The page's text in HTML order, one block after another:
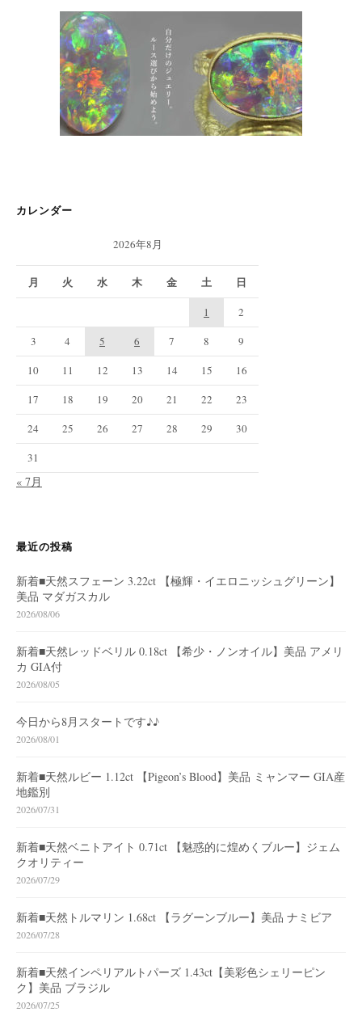
カレンダー
2026年8月
月 火 水 木 金 土 日
1
2
3
4 5 6 7 8
9
10
11 12 13 14 15
16
17
18 19 20 21 22
23
24
25 26 27 28 29
30
31
« 7月
最近の投稿
新着■天然スフェーン 3.22ct 【極輝・イエロニッシュグリーン】
美品 マダガスカル
2026/08/06
新着■天然レッドベリル 0.18ct 【希少・ノンオイル】美品 アメリ
カ GIA付
2026/08/05
今日から8月スタートです♪♪
2026/08/01
新着■天然ルビー 1.12ct 【Pigeon’s Blood】美品 ミャンマー GIA産
地鑑別
2026/07/31
新着■天然ベニトアイト 0.71ct 【魅惑的に煌めくブルー】ジェム
クオリティー
2026/07/29
新着■天然トルマリン 1.68ct 【ラグーンブルー】美品 ナミビア
2026/07/28
新着■天然インペリアルトパーズ 1.43ct【美彩色シェリーピン
ク】美品 ブラジル
2026/07/25